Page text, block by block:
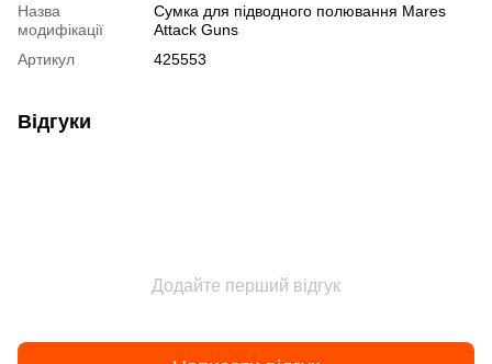
Назва
модифікації
Сумка для підводного полювання Mares
Attack Guns
Артикул
425553
Відгуки
Додайте перший відгук